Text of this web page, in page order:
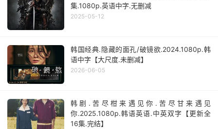
集.1080p.英语中字.无删减
2025-05-12
韩国经典.隐藏的面孔/破镜欲.2024.1080p.韩
语中字【大尺度.未删减】
2026-06-05
韩剧.苦尽柑来遇见你.苦尽甘来遇见
你.2025.1080p.韩语英语.中英双字【更新全
16集.完结】